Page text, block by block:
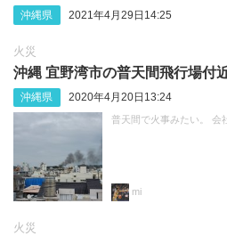
沖縄県 2021年4月29日14:25
火災
沖縄 宜野湾市の普天間飛行場付
沖縄県 2020年4月20日13:24
普天間で火事みたい。 会
mi
火災